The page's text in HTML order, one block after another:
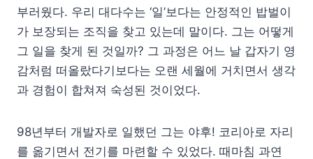
부러웠다. 우리 대다수는 ‘일’보다는 안정적인 밥벌이
가 보장되는 조직을 찾고 있는데 말이다. 그는 어떻게
그 일을 찾게 된 것일까? 그 과정은 어느 날 갑자기 영
감처럼 떠올랐다기보다는 오랜 세월에 거치면서 생각
과 경험이 합쳐져 숙성된 것이었다.
98년부터 개발자로 일했던 그는 야후! 코리아로 자리
를 옮기면서 전기를 마련할 수 있었다. 때마침 과연